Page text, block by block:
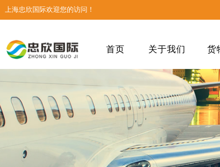
上海忠欣国际欢迎您的访问！
首页 关于我们 货